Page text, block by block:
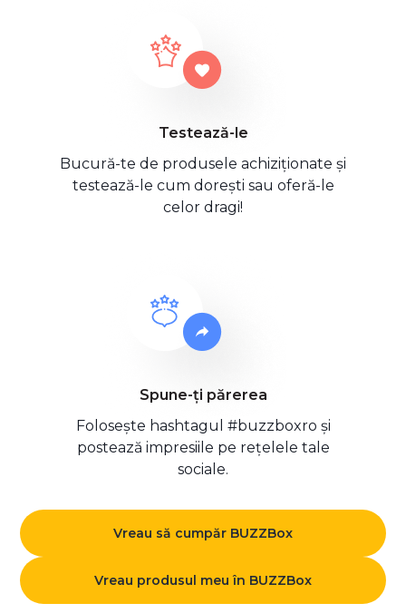
Testează-le
Bucură-te de produsele achiziționate și
testează-le cum dorești sau oferă-le
celor dragi!
Spune-ți părerea
Folosește hashtagul #buzzboxro și
postează impresiile pe rețelele tale
sociale.
Vreau să cumpăr BUZZBox
Vreau produsul meu în BUZZBox